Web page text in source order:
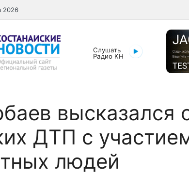
2026
Слушать
Радио КН
высказался
ДТП с
людей